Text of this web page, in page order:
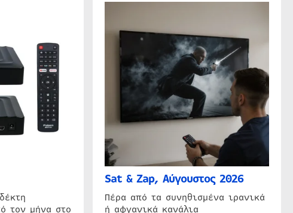
τον μήνα στο
Sat & Zap, Αύγουστος 2026
Πέρα από τα συνηθισμένα ιρανικά
ή αφγανικά κανάλια